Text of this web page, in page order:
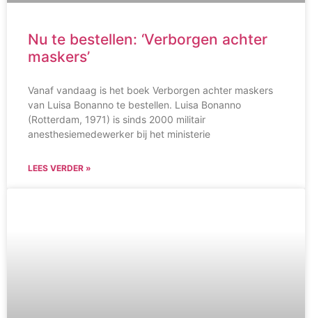
Nu te bestellen: ‘Verborgen achter
maskers’
Vanaf vandaag is het boek Verborgen achter maskers
van Luisa Bonanno te bestellen. Luisa Bonanno
(Rotterdam, 1971) is sinds 2000 militair
anesthesiemedewerker bij het ministerie
LEES VERDER »